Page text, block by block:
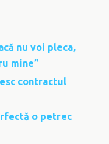
nu voi pleca,
mine”
contractul
o petrec